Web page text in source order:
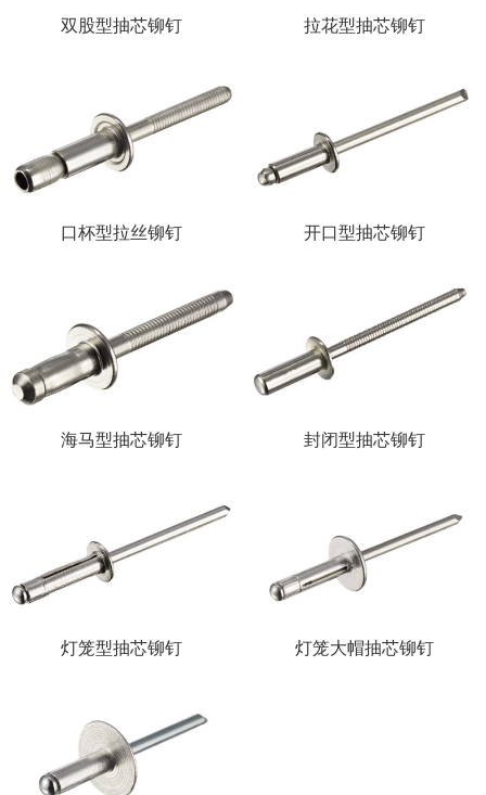
双股型抽芯铆钉 拉花型抽芯铆钉
口杯型拉丝铆钉 开口型抽芯铆钉
海马型抽芯铆钉 封闭型抽芯铆钉
灯笼型抽芯铆钉 灯笼大帽抽芯铆钉